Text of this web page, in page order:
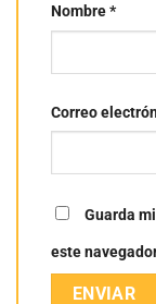
Nombre*
Correo
Guarda
este